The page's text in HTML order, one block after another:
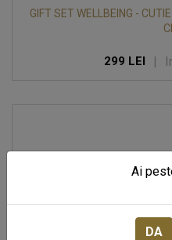
GIFT SET WELLBEING -
299 LEI |
Ai
DA